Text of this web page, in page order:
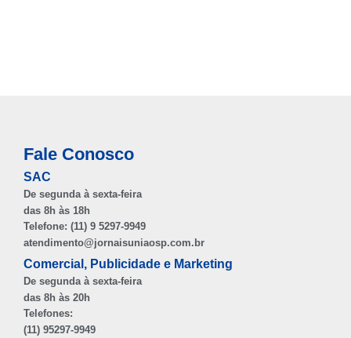
Fale Conosco
SAC
De segunda à sexta-feira
das 8h às 18h
Telefone: (11) 9 5297-9949
atendimento@jornaisuniaosp.com.br
Comercial, Publicidade e Marketing
De segunda à sexta-feira
das 8h às 20h
Telefones:
(11) 95297-9949